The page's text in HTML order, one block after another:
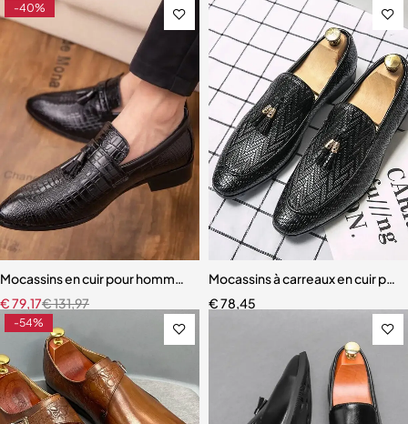
-40%
Mocassins en cuir pour hommes, Chaussures d'extérieur
€131,97
€79,17
Mocassins à carreaux en cuir
€78,45
-54%